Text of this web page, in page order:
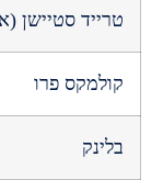
סטיישן (אליט)
פרו